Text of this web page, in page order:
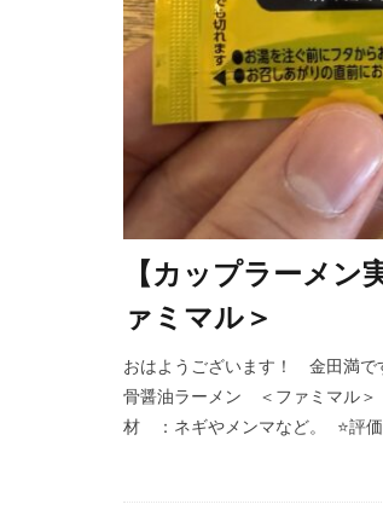
【カップラーメ
ァミマル＞
おはようございます！ 金田満
骨醤油ラーメン ＜ファミマル
材 ：ネギやメンマなど。 ⭐️